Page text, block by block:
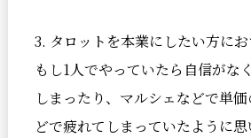
3. タロットを本業にしたい方に
もし1人でやっていたら自信がな
しまったり、マルシェなどで単
どで疲れてしまっていたように